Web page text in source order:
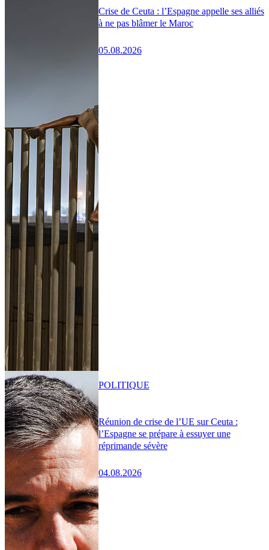
Crise de Ceuta : l’Espagne appelle ses alliés
à ne pas blâmer le Maroc
05.08.2026
Réunion de crise de l’UE sur Ceuta :
l’Espagne se prépare à essuyer une
réprimande sévère
04.08.2026
POLITIQUE